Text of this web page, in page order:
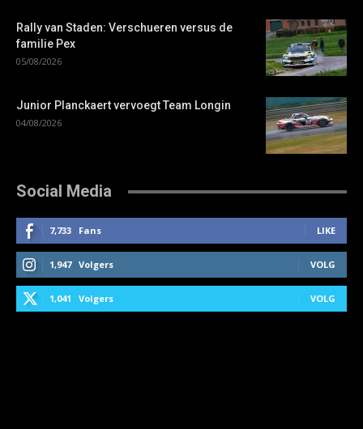
Rally van Staden: Verschueren versus de
familie Pex
05/08/2026
Junior Planckaert vervoegt Team Longin
04/08/2026
Social Media
7,733 Fans LIKE
1,947 Volgers VOLG
1,041 Volgers VOLG